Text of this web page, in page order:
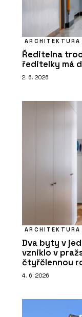
ARCHITEKTURA
Ředitelna
ředitelky má
2. 6. 2026
ARCHITEKTURA
Dva byty v
vzniklo v
čtyřčlennou
4. 6. 2026